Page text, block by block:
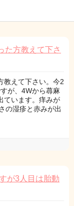
た方教えて下さ
教えて下さい。今2
が、4Wから蕁麻
ています。痒みが
の湿疹と赤みが出
が3人目は胎動